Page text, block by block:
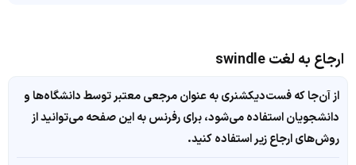
ارجاع به لغت swindle
از آن‌جا که فست‌دیکشنری به عنوان مرجعی معتبر توسط دانشگاه‌ها و
دانشجویان استفاده می‌شود، برای رفرنس به این صفحه می‌توانید از
روش‌های ارجاع زیر استفاده کنید.